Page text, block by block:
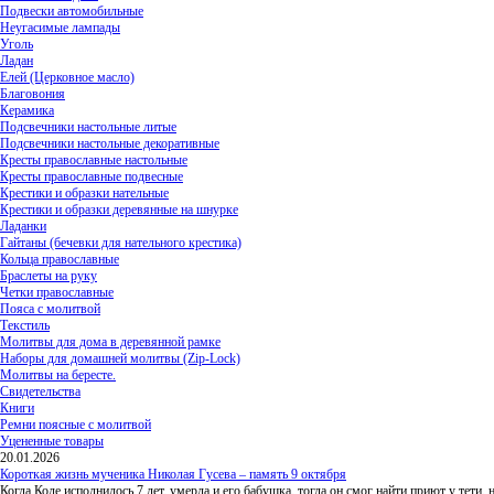
Подвески автомобильные
Неугасимые лампады
Уголь
Ладан
Елей (Церковное масло)
Благовония
Керамика
Подсвечники настольные литые
Подсвечники настольные декоративные
Кресты православные настольные
Кресты православные подвесные
Крестики и образки нательные
Крестики и образки деревянные на шнурке
Ладанки
Гайтаны (бечевки для нательного крестика)
Кольца православные
Браслеты на руку
Четки православные
Пояса с молитвой
Текстиль
Молитвы для дома в деревянной рамке
Наборы для домашней молитвы (Zip-Lock)
Молитвы на бересте.
Свидетельства
Книги
Ремни поясные с молитвой
Уцененные товары
20.01.2026
Короткая жизнь мученика Николая Гусева – память 9 октября
Когда Коле исполнилось 7 лет, умерла и его бабушка, тогда он смог найти приют у